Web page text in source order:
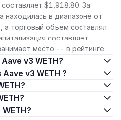
$1,918.80. За
находилась в диапазоне от
торговый объем составлял
составляет
место -- в рейтинге.
Aave v3 WETH?
Aave v3 WETH ?
WETH?